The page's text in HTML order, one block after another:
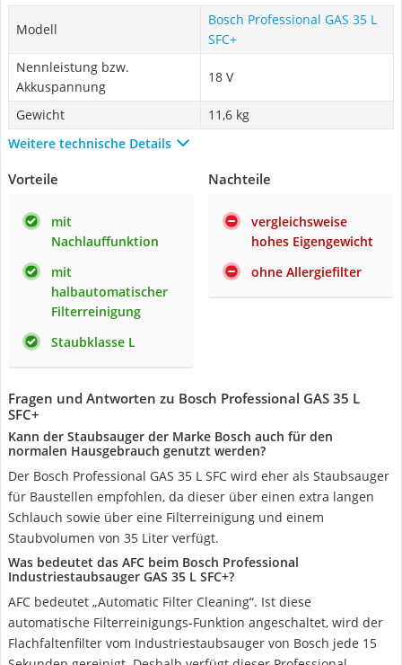
Modell
Bosch Professional GAS 35 L
SFC+
Nennleistung bzw.
Akkuspannung
18 V
Gewicht
11,6 kg
Weitere technische Details
Vorteile
mit
Nachlauffunktion
mit
halbautomatischer
Filterreinigung
Staubklasse L
Nachteile
vergleichsweise
hohes Eigengewicht
ohne Allergiefilter
Fragen und Antworten zu Bosch Professional GAS 35 L
SFC+
Kann der Staubsauger der Marke Bosch auch für den
normalen Hausgebrauch genutzt werden?
Der Bosch Professional GAS 35 L SFC wird eher als Staubsauger
für Baustellen empfohlen, da dieser über einen extra langen
Schlauch sowie über eine Filterreinigung und einem
Staubvolumen von 35 Liter verfügt.
Was bedeutet das AFC beim Bosch Professional
Industriestaubsauger GAS 35 L SFC+?
AFC bedeutet „Automatic Filter Cleaning“. Ist diese
automatische Filterreinigungs-Funktion angeschaltet, wird der
Flachfaltenfilter vom Industriestaubsauger von Bosch jede 15